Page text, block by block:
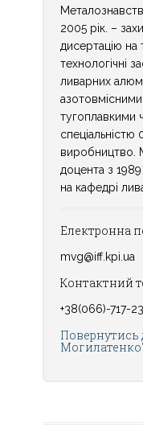
2005 рік. –
дисертацію на
технологічні
ливарних
тугоплавкими
виробництво.
доцента з
на кафедрі
Електронна
mvg@iff.kpi.ua
Контактний
+38(066)-717-